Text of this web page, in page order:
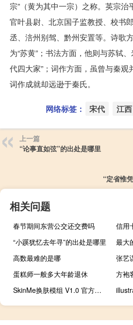
宗”（黄为其中一宗）之称。英宗治
官叶县尉、北京国子监教授、校书
丞、涪州别驾、黔州安置等。诗歌
为“苏黄”；书法方面，他则与苏轼
代四大家”；词作方面，虽曾与秦观
词作成就却远逊于秦氏。
网络标签： 宋代 江西
上一篇
“论事直如弦”的出处是哪里
“定省惟
相关问题
春节期间东营公交还交费吗
信用
“小蹊犹忆去年寻”的出处是哪里
最大
高数最难的是哪
蛋糕师一般多大年龄退休
方袍
SkinMe换肤模组 V1.0 官方版（SkinMe换肤模组 V1.0 官方版功能简介）